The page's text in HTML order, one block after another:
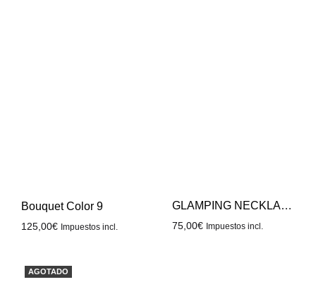
Bouquet Color 9
125,00€ Impuestos incl.
GLAMPING NECKLACE · M COLOR 5
75,00€ Impuestos incl.
AGOTADO